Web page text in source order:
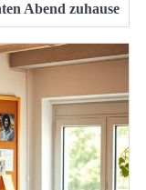
Abend zuhause